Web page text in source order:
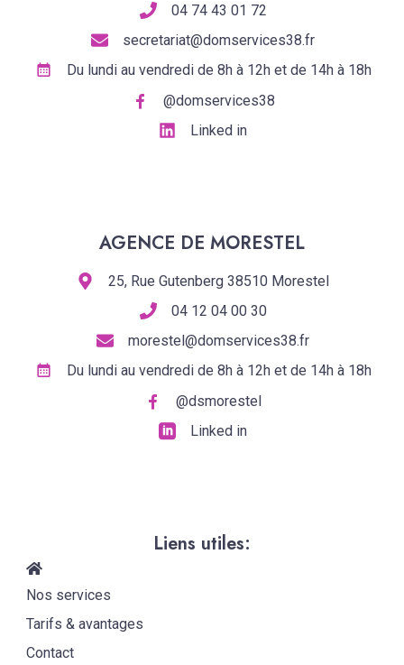
04 74 43 01 72
secretariat@domservices38.fr
Du lundi au vendredi de 8h à 12h et de 14h à 18h
@domservices38
Linked in
AGENCE DE MORESTEL
25, Rue Gutenberg 38510 Morestel
04 12 04 00 30
morestel@domservices38.fr
Du lundi au vendredi de 8h à 12h et de 14h à 18h
@dsmorestel
Linked in
Liens utiles:
Nos services
Tarifs & avantages
Contact